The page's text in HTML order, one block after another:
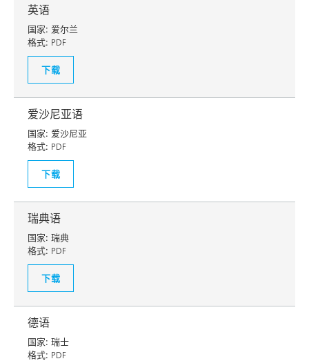
英语
国家: 爱尔兰
格式: PDF
下载
爱沙尼亚语
国家: 爱沙尼亚
格式: PDF
下载
瑞典语
国家: 瑞典
格式: PDF
下载
德语
国家: 瑞士
格式: PDF